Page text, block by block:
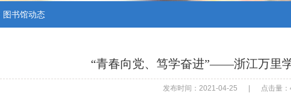
图书馆动态
“青春向党、笃学奋进”——浙江万里
发布时间：2021-04-25 点击量